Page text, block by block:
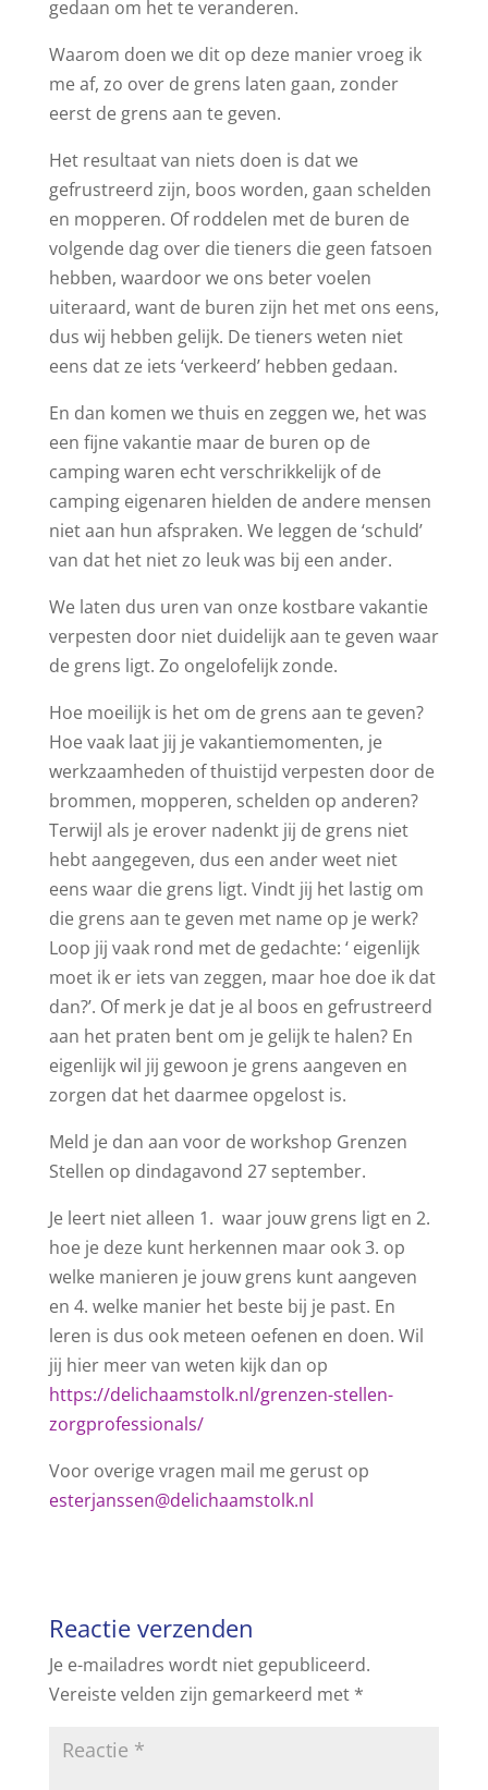
gedaan om het te veranderen.
Waarom doen we dit op deze manier vroeg ik
me af, zo over de grens laten gaan, zonder
eerst de grens aan te geven.
Het resultaat van niets doen is dat we
gefrustreerd zijn, boos worden, gaan schelden
en mopperen. Of roddelen met de buren de
volgende dag over die tieners die geen fatsoen
hebben, waardoor we ons beter voelen
uiteraard, want de buren zijn het met ons eens,
dus wij hebben gelijk. De tieners weten niet
eens dat ze iets ‘verkeerd’ hebben gedaan.
En dan komen we thuis en zeggen we, het was
een fijne vakantie maar de buren op de
camping waren echt verschrikkelijk of de
camping eigenaren hielden de andere mensen
niet aan hun afspraken. We leggen de ‘schuld’
van dat het niet zo leuk was bij een ander.
We laten dus uren van onze kostbare vakantie
verpesten door niet duidelijk aan te geven waar
de grens ligt. Zo ongelofelijk zonde.
Hoe moeilijk is het om de grens aan te geven?
Hoe vaak laat jij je vakantiemomenten, je
werkzaamheden of thuistijd verpesten door de
brommen, mopperen, schelden op anderen?
Terwijl als je erover nadenkt jij de grens niet
hebt aangegeven, dus een ander weet niet
eens waar die grens ligt. Vindt jij het lastig om
die grens aan te geven met name op je werk?
Loop jij vaak rond met de gedachte: ‘ eigenlijk
moet ik er iets van zeggen, maar hoe doe ik dat
dan?’. Of merk je dat je al boos en gefrustreerd
aan het praten bent om je gelijk te halen? En
eigenlijk wil jij gewoon je grens aangeven en
zorgen dat het daarmee opgelost is.
Meld je dan aan voor de workshop Grenzen
Stellen op dindagavond 27 september.
Je leert niet alleen 1. waar jouw grens ligt en 2.
hoe je deze kunt herkennen maar ook 3. op
welke manieren je jouw grens kunt aangeven
en 4. welke manier het beste bij je past. En
leren is dus ook meteen oefenen en doen. Wil
jij hier meer van weten kijk dan op
https://delichaamstolk.nl/grenzen-stellen-
zorgprofessionals/
Voor overige vragen mail me gerust op
esterjanssen@delichaamstolk.nl
Reactie verzenden
Je e-mailadres wordt niet gepubliceerd.
Vereiste velden zijn gemarkeerd met *